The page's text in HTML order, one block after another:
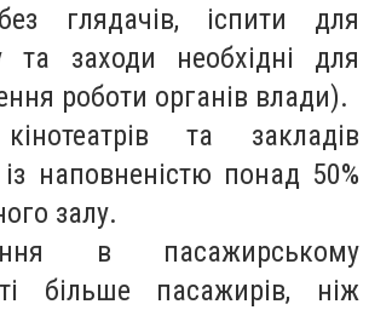
глядачів, іспити для
та заходи необхідні для
роботи органів влади).
та закладів
із наповненістю понад 50%
залу.
в пасажирському
більше пасажирів, ніж